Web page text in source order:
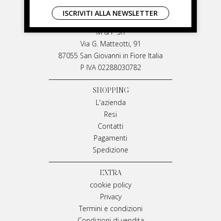
LIVIANA MIRARCHI
M & P Srl
Via G. Matteotti, 91
87055 San Giovanni in Fiore Italia
P IVA 02288030782
SHOPPING
L'azienda
Resi
Contatti
Pagamenti
Spedizione
EXTRA
cookie policy
Privacy
Termini e condizioni
ISCRIVITI ALLA NEWSLETTER